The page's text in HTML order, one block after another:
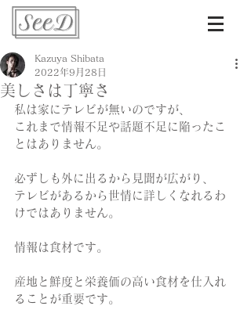
美しさは丁寧さ
Kazuya Shibata
2022年9月28日
私は家にテレビが無いのですが、
これまで情報不足や話題不足に陥ったこ
とはありません。
必ずしも外に出るから見聞が広がり、
テレビがあるから世情に詳しくなれるわ
けではありません。
情報は食材です。
産地と鮮度と栄養価の高い食材を仕入れ
ることが重要です。